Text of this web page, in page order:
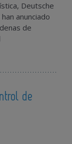
Deutsche
anunciado
de
de